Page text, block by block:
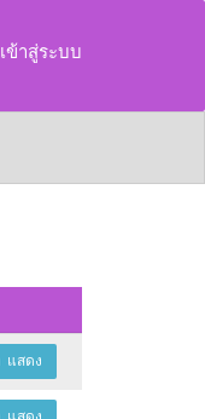
เข้าสู่ระบบ
แสดง